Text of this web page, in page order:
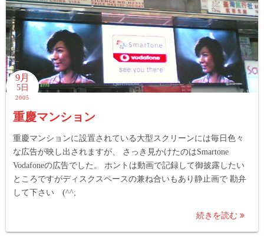
9月
5日
2005
重慶マンション
重慶マンションに設置されている大型スクリーンには毎日色々
な広告が映し出されますが、 さっき見かけたのはSmartone
Vodafoneの広告でした。 ホントは動画で記録して御披露したい
ところですがディスクスペースの兼ね合いもあり静止画で 勘弁
して下さい (^^;
続きを読む